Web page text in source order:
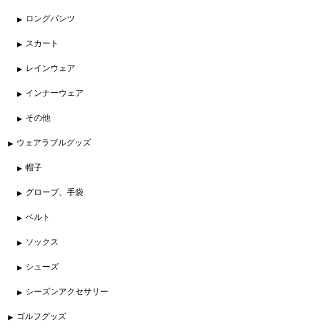
ロングパンツ
スカート
レインウェア
インナーウェア
その他
ウェアラブルグッズ
帽子
グローブ、手袋
ベルト
ソックス
シューズ
シーズンアクセサリー
ゴルフグッズ